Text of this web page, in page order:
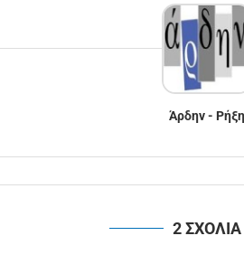
Άρδην - Ρήξη
2 ΣΧΟΛΙΑ